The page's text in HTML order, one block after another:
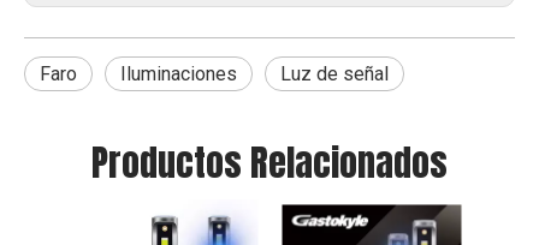
Faro Iluminaciones Luz de señal
Productos Relacionados